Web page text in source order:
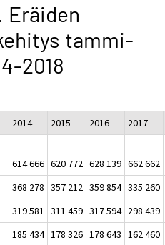
Eräiden
tammi-
2018
2014 2015 2016
2017
614 666 620 772 628 139 662 662
368 278 357 212 359 854 335 260
319 581 311 459 317 594 298 439
185 434 178 326 178 643 162 460